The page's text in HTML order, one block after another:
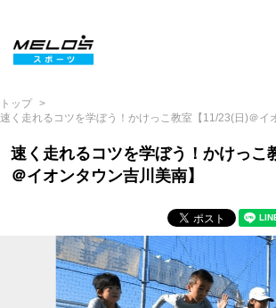
トップ
速く走れるコツを学ぼう！かけっこ教室【11/23(日)＠イ
速く走れるコツを学ぼう！かけっこ
＠イオンタウン吉川美南】